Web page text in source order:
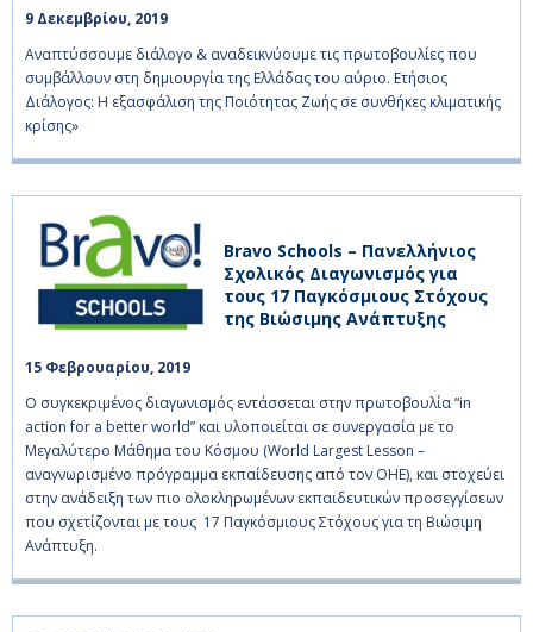
9 Δεκεμβρίου, 2019
Αναπτύσσουμε διάλογο & αναδεικνύουμε τις πρωτοβουλίες που
συμβάλλουν στη δημιουργία της Ελλάδας του αύριο. Ετήσιος
Διάλογος: Η εξασφάλιση της Ποιότητας Ζωής σε συνθήκες κλιματικής
κρίσης»
Bravo Schools – Πανελλήνιος
Σχολικός Διαγωνισμός για
τους 17 Παγκόσμιους Στόχους
της Βιώσιμης Ανάπτυξης
15 Φεβρουαρίου, 2019
O συγκεκριμένος διαγωνισμός εντάσσεται στην πρωτοβουλία “in
action for a better world” και υλοποιείται σε συνεργασία με το
Μεγαλύτερο Μάθημα του Κόσμου (World Largest Lesson –
αναγνωρισμένο πρόγραμμα εκπαίδευσης από τον ΟΗΕ), και στοχεύει
στην ανάδειξη των πιο ολοκληρωμένων εκπαιδευτικών προσεγγίσεων
που σχετίζονται με τους 17 Παγκόσμιους Στόχους για τη Βιώσιμη
Ανάπτυξη.